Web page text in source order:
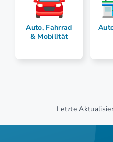
Auto, Fahrrad
& Mobilität
Letzte